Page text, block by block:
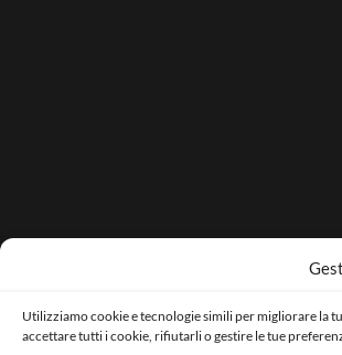
Utilizziamo cookie e tecnologie simili per migliorare la
accettare tutti i cookie, rifiutarli o gestire le tue